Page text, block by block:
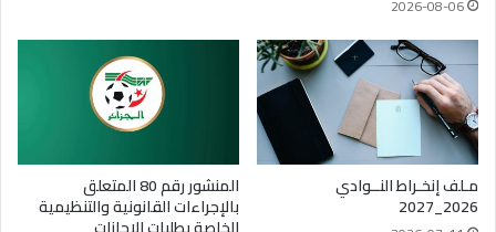
2026-08-06
مـلف إنخـراط النــوادي
2026_2027
المنشور رقم 80 المتعلق
بالإجراءات القانونية والتنظيمية